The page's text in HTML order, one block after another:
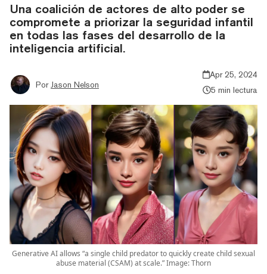
Una coalición de actores de alto poder se
compromete a priorizar la seguridad infantil
en todas las fases del desarrollo de la
inteligencia artificial.
Por Jason Nelson
Apr 25, 2024
5 min lectura
Generative AI allows “a single child predator to quickly create child sexual
abuse material (CSAM) at scale.” Image: Thorn